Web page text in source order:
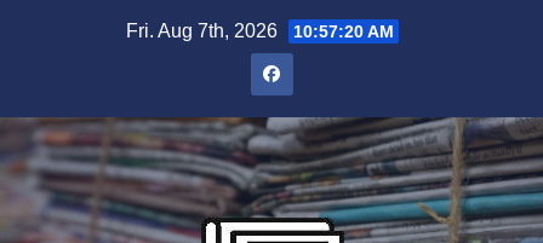
Fri. Aug 7th, 2026 10:57:21 AM